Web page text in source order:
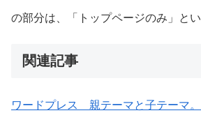
の部分は、「トップページのみ」とい
関連記事
ワードプレス 親テーマと子テーマ